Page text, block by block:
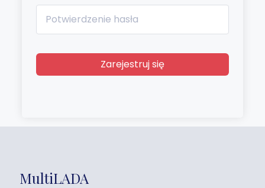
Zarejestruj się
MultiLADA